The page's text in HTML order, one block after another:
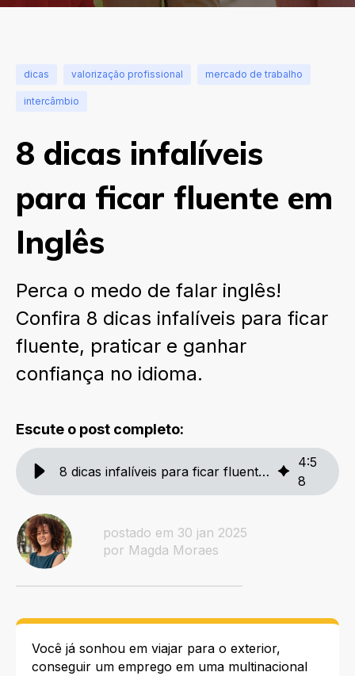
dicas valorização profissional mercado de trabalho
intercâmbio
8 dicas infalíveis
para ficar fluente em
Inglês
Perca o medo de falar inglês!
Confira 8 dicas infalíveis para ficar
fluente, praticar e ganhar
confiança no idioma.
Escute o post completo:
8 dicas infalíveis para ficar fluente em Inglês
4:5
8
postado em 30 jan 2025
por Magda Moraes
Você já sonhou em viajar para o exterior,
conseguir um emprego em uma multinacional